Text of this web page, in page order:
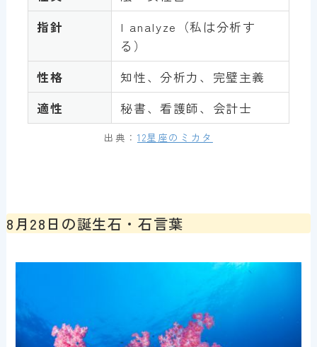
指針
I analyze（私は分析す
る）
性格
知性、分析力、完璧主義
適性
秘書、看護師、会計士
出典： 12星座のミカタ
8月28日の誕生石・石言葉